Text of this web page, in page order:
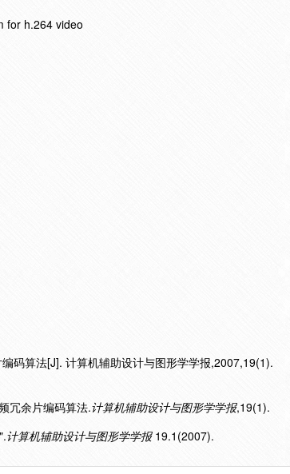
for h.264 video
码算法[J]. 计算机辅助设计与图形学学报,2007,19(1).
冗余片编码算法.计算机辅助设计与图形学学报,19(1).
计算机辅助设计与图形学学报19.1(2007).